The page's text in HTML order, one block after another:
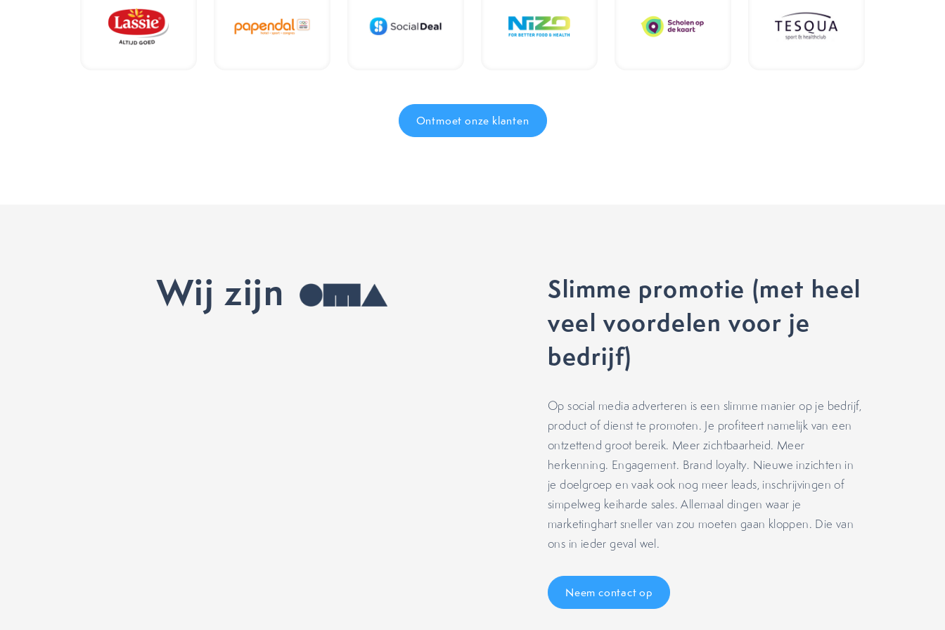
Ontmoet onze klanten
Wij zijn
Slimme promotie (met heel
veel voordelen voor je
bedrijf)
Op social media adverteren is een slimme manier op je bedrijf,
product of dienst te promoten. Je profiteert namelijk van een
ontzettend groot bereik. Meer zichtbaarheid. Meer
herkenning. Engagement. Brand loyalty. Nieuwe inzichten in
je doelgroep en vaak ook nog meer leads, inschrijvingen of
simpelweg keiharde sales. Allemaal dingen waar je
marketinghart sneller van zou moeten gaan kloppen. Die van
ons in ieder geval wel.
Neem contact op